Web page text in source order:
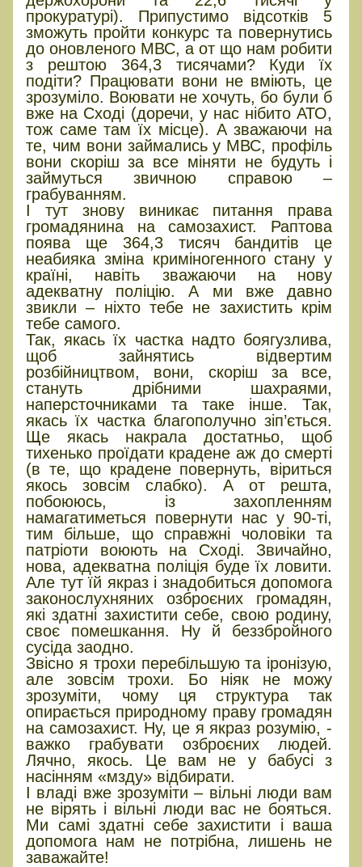
прокуратурі). Припустимо відсотків 5
зможуть пройти конкурс та повернутись
до оновленого МВС, а от що нам робити
з рештою 364,3 тисячами? Куди їх
подіти? Працювати вони не вміють, це
зрозуміло. Воювати не хочуть, бо були б
вже на Сході (доречи, у нас нібито АТО,
тож саме там їх місце). А зважаючи на
те, чим вони займались у МВС, профіль
вони скоріш за все міняти не будуть і
займуться звичною справою –
грабуванням.
І тут знову виникає питання права
громадянина на самозахист. Раптова
поява ще 364,3 тисяч бандитів це
неабияка зміна криміногенного стану у
країні, навіть зважаючи на нову
адекватну поліцію. А ми вже давно
звикли – ніхто тебе не захистить крім
тебе самого.
Так, якась їх частка надто боягузлива,
щоб зайнятись відвертим
розбійництвом, вони, скоріш за все,
стануть дрібними шахраями,
наперсточниками та таке інше. Так,
якась їх частка благополучно зіп’ється.
Ще якась накрала достатньо, щоб
тихенько проїдати крадене аж до смерті
(в те, що крадене повернуть, віриться
якось зовсім слабко). А от решта,
побоююсь, із захопленням
намагатиметься повернути нас у 90-ті,
тим більше, що справжні чоловіки та
патріоти воюють на Сході. Звичайно,
нова, адекватна поліція буде їх ловити.
Але тут їй якраз і знадобиться допомога
законослухняних озброєних громадян,
які здатні захистити себе, свою родину,
своє помешкання. Ну й беззбройного
сусіда заодно.
Звісно я трохи перебільшую та іронізую,
але зовсім трохи. Бо ніяк не можу
зрозуміти, чому ця структура так
опирається природному праву громадян
на самозахист. Ну, це я якраз розумію, -
важко грабувати озброєних людей.
Лячно, якось. Це вам не у бабусі з
насінням «мзду» відбирати.
І владі вже зрозуміти – вільні люди вам
не вірять і вільні люди вас не бояться.
Ми самі здатні себе захистити і ваша
допомога нам не потрібна, лишень не
заважайте!